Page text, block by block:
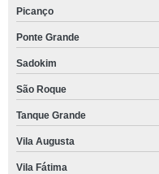
Picanço
Ponte Grande
Sadokim
São Roque
Tanque Grande
Vila Augusta
Vila Fátima